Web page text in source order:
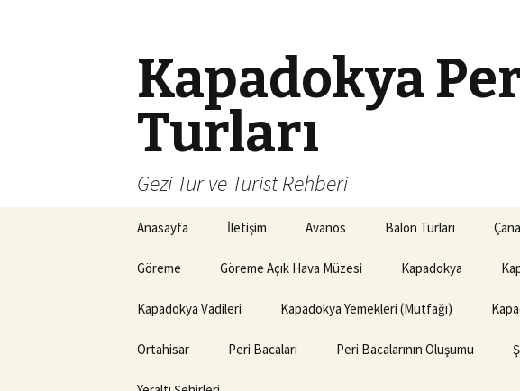
Kapadokya
Turları
Gezi Tur ve Turist Rehberi
Anasayfa İletişim Avanos Balon Turları
Göreme Göreme Açık Hava Müzesi Kapadokya
Kapadokya Vadileri Kapadokya Yemekleri (Mutfağı)
Ortahisar Peri Bacaları Peri Bacalarının Oluşumu